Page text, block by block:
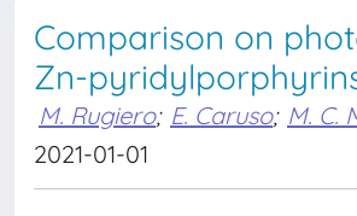
Comparison on
Zn-
M. Rugiero; E. Caruso; M. C.
2021-01-01